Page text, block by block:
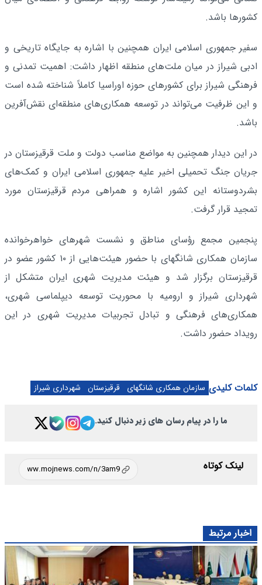
کشورها باشد.
سفیر جمهوری اسلامی ایران همچنین با اشاره به جایگاه تاریخی و
ادبی شیراز در میان ملت‌های منطقه اظهار داشت: اهمیت تمدنی و
فرهنگی شیراز برای کشورهای حوزه اوراسیا کاملاً شناخته‌ شده است
و این ظرفیت می‌تواند در توسعه همکاری‌های منطقه‌ای نقش‌آفرین
باشد.
در این دیدار همچنین به مواضع مناسب دولت و ملت قرقیزستان در
جریان جنگ تحمیلی اخیر علیه جمهوری اسلامی ایران و کمک‌های
بشردوستانه این کشور اشاره و همراهی مردم قرقیزستان مورد
تمجید قرار گرفت.
پنجمین مجمع رؤسای مناطق و نشست شهرهای خواهرخوانده
سازمان همکاری شانگهای با حضور هیئت‌هایی از ۱۰ کشور عضو در
قرقیزستان برگزار شد و هیئت مدیریت شهری ایران متشکل از
شهرداری شیراز و ارومیه با محوریت توسعه دیپلماسی شهری،
همکاری‌های فرهنگی و تبادل تجربیات مدیریت شهری در این
رویداد حضور داشت.
کلمات کلیدی سازمان همکاری شانگهای قرقیزستان شهرداری شیراز
ما را در پیام رسان های زیر دنبال کنید.
لینک کوتاه
اخبار مرتبط